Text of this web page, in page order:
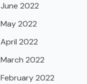
June 2022
May 2022
April 2022
March 2022
February 2022